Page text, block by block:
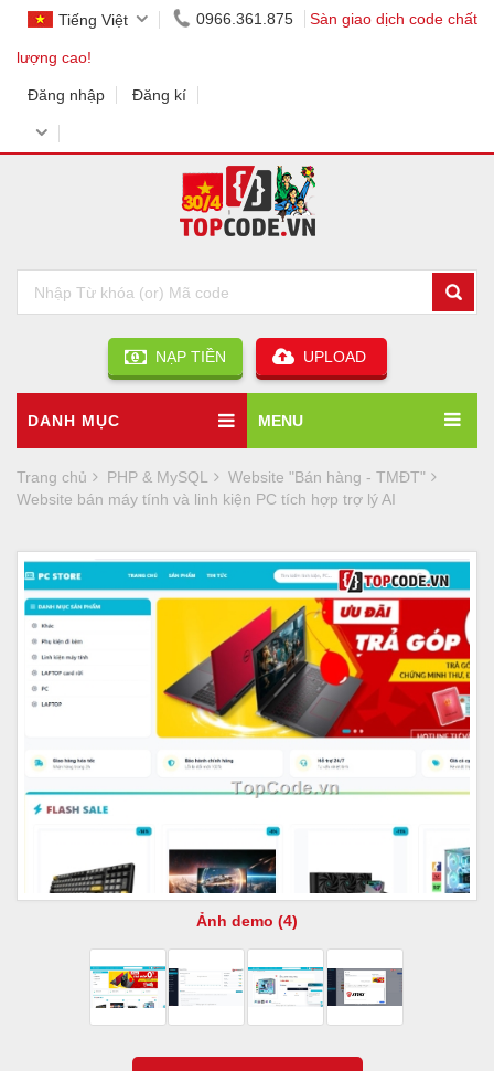
Tiếng Việt 0966.361.875 Sàn giao dịch code chất
lượng cao!
Đăng nhập Đăng kí
NẠP TIỀN UPLOAD
DANH MỤC MENU
Trang chủ PHP & MySQL
Website "Bán hàng - TMĐT"
Website bán máy tính và linh kiện PC tích hợp trợ lý AI
Ảnh demo (4)